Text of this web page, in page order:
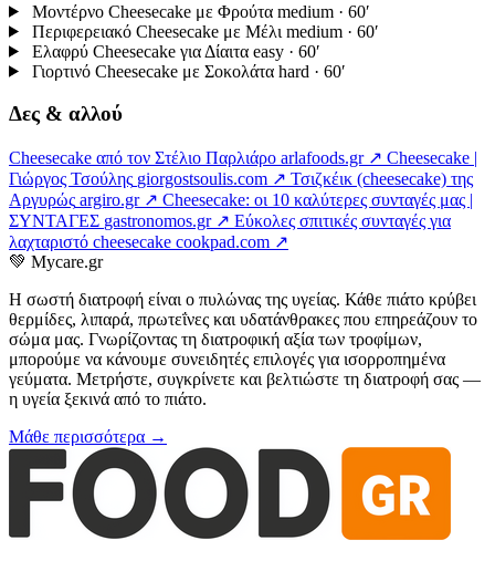
Μοντέρνο Cheesecake με Φρούτα medium · 60′
Περιφερειακό Cheesecake με Μέλι medium · 60′
Ελαφρύ Cheesecake για Δίαιτα easy · 60′
Γιορτινό Cheesecake με Σοκολάτα hard · 60′
Δες & αλλού
Cheesecake από τον Στέλιο Παρλιάρο arlafoods.gr ↗ Cheesecake |
Γιώργος Τσούλης giorgostsoulis.com ↗ Τσιζκέικ (cheesecake) της
Αργυρώς argiro.gr ↗ Cheesecake: οι 10 καλύτερες συνταγές μας |
ΣΥΝΤΑΓΕΣ gastronomos.gr ↗ Εύκολες σπιτικές συνταγές για
λαχταριστό cheesecake cookpad.com ↗
💚 Mycare.gr
Η σωστή διατροφή είναι ο πυλώνας της υγείας. Κάθε πιάτο κρύβει
θερμίδες, λιπαρά, πρωτεΐνες και υδατάνθρακες που επηρεάζουν το
σώμα μας. Γνωρίζοντας τη διατροφική αξία των τροφίμων,
μπορούμε να κάνουμε συνειδητές επιλογές για ισορροπημένα
γεύματα. Μετρήστε, συγκρίνετε και βελτιώστε τη διατροφή σας —
η υγεία ξεκινά από το πιάτο.
Μάθε περισσότερα →